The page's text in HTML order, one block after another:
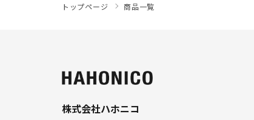
トップページ 商品一覧
株式会社ハホニコ